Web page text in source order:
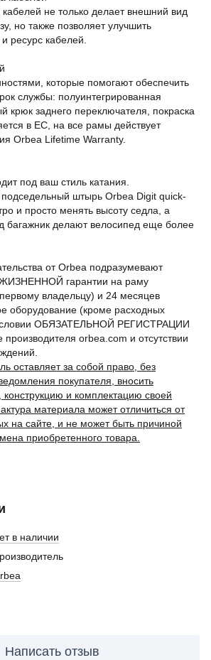
не только делает внешний вид
но также позволяет улучшить
ресурс кабелей.
которые помогают обеспечить
службы: полуинтегрированная
крюк заднего переключателя, покраска
в ЕС, на все рамы действует
Orbea Lifetime Warranty.
под ваш стиль катания.
штырь Orbea Digit quick-
и просто менять высоту седла, а
багажник делают велосипед еще более
от Orbea подразумевают
гарантии на раму
владельцу) и 24 месяцев
оборудование (кроме расходных
ОБЯЗАТЕЛЬНОЙ РЕГИСТРАЦИИ
производителя orbea.com и отсутствии
оставляет за собой право, без
покупателя, вносить
и комплектацию своей
материала может отличиться от
на сайте, и не может быть причиной
приобретенного товара.
в наличии
Написать отзыв